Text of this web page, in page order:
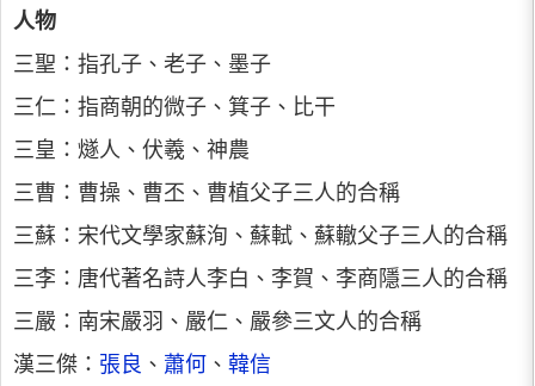
人物
三聖：指孔子、老子、墨子
三仁：指商朝的微子、箕子、比干
三皇：燧人、伏羲、神農
三曹：曹操、曹丕、曹植父子三人的合稱
三蘇：宋代文學家蘇洵、蘇軾、蘇轍父子三人的合稱
三李：唐代著名詩人李白、李賀、李商隱三人的合稱
三嚴：南宋嚴羽、嚴仁、嚴參三文人的合稱
漢三傑： 張良 、 蕭何 、 韓信